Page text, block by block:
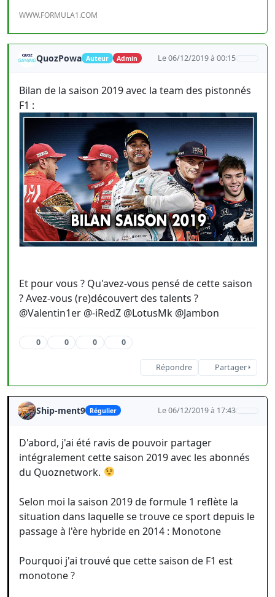
WWW.FORMULA1.COM
QuozPowa Auteur Admin Le 06/12/2019 à 00:15
Bilan de la saison 2019 avec la team des pistonnés
F1 :
Et pour vous ? Qu'avez-vous pensé de cette saison
? Avez-vous (re)découvert des talents ?
@Valentin1er @-iRedZ @LotusMk @Jambon
0 0 0 0
Répondre Partager
Ship-ment9 Régulier Le 06/12/2019 à 17:43
D'abord, j'ai été ravis de pouvoir partager
intégralement cette saison 2019 avec les abonnés
du Quoznetwork.
Selon moi la saison 2019 de formule 1 reflète la
situation dans laquelle se trouve ce sport depuis le
passage à l'ère hybride en 2014 : Monotone
Pourquoi j'ai trouvé que cette saison de F1 est
monotone ?